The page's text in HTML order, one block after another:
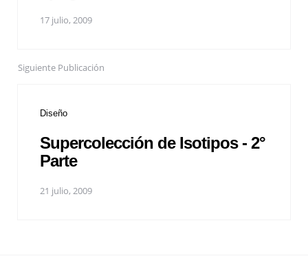
17 julio, 2009
Siguiente Publicación
Diseño
Supercolección de Isotipos - 2°
Parte
21 julio, 2009